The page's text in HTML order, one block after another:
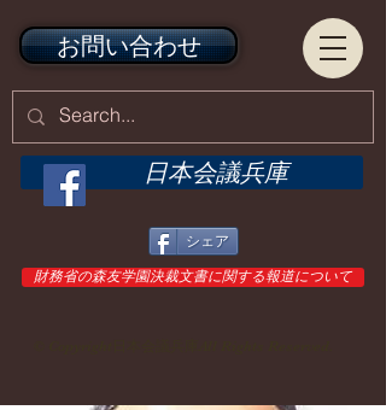
日本会議兵庫
シェア
お問い合わせ
財務省の森友学園決裁文書に関する報道について